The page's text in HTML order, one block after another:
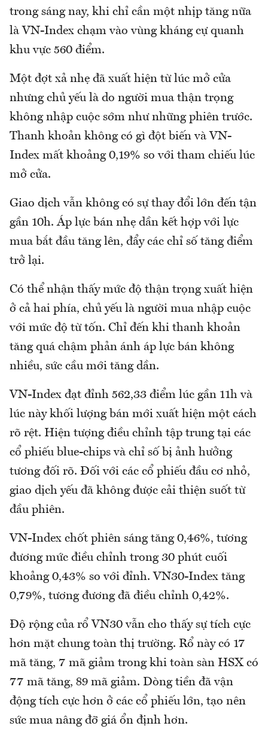
trong sáng nay, khi chỉ cần một nhịp tăng nữa
là VN-Index chạm vào vùng kháng cự quanh
khu vực 560 điểm.
Một đợt xả nhẹ đã xuất hiện từ lúc mở cửa
nhưng chủ yếu là do người mua thận trọng
không nhập cuộc sớm như những phiên trước.
Thanh khoản không có gì đột biến và VN-
Index mất khoảng 0,19% so với tham chiếu lúc
mở cửa.
Giao dịch vẫn không có sự thay đổi lớn đến tận
gần 10h. Áp lực bán nhẹ dần kết hợp với lực
mua bắt đầu tăng lên, đẩy các chỉ số tăng điểm
trở lại.
Có thể nhận thấy mức độ thận trọng xuất hiện
ở cả hai phía, chủ yếu là người mua nhập cuộc
với mức độ từ tốn. Chỉ đến khi thanh khoản
tăng quá chậm phản ánh áp lực bán không
nhiều, sức cầu mới tăng dần.
VN-Index đạt đỉnh 562,33 điểm lúc gần 11h và
lúc này khối lượng bán mới xuất hiện một cách
rõ rệt. Hiện tượng điều chỉnh tập trung tại các
cổ phiếu blue-chips và chỉ số bị ảnh hưởng
tương đối rõ. Đối với các cổ phiếu đầu cơ nhỏ,
giao dịch yếu đã không được cải thiện suốt từ
đầu phiên.
VN-Index chốt phiên sáng tăng 0,46%, tương
đương mức điều chỉnh trong 30 phút cuối
khoảng 0,43% so với đỉnh. VN30-Index tăng
0,79%, tương đương đã điều chỉnh 0,42%.
Độ rộng của rổ VN30 vẫn cho thấy sự tích cực
hơn mặt chung toàn thị trường. Rổ này có 17
mã tăng, 7 mã giảm trong khi toàn sàn HSX có
77 mã tăng, 89 mã giảm. Dòng tiền đã vận
động tích cực hơn ở các cổ phiếu lớn, tạo nên
sức mua nâng đỡ giá ổn định hơn.